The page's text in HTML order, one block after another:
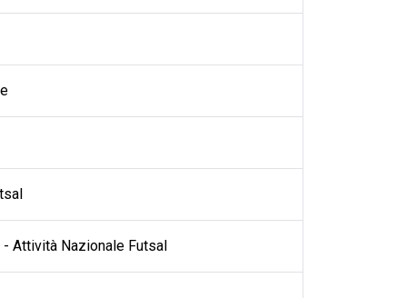
Attività Nazionale Futsal